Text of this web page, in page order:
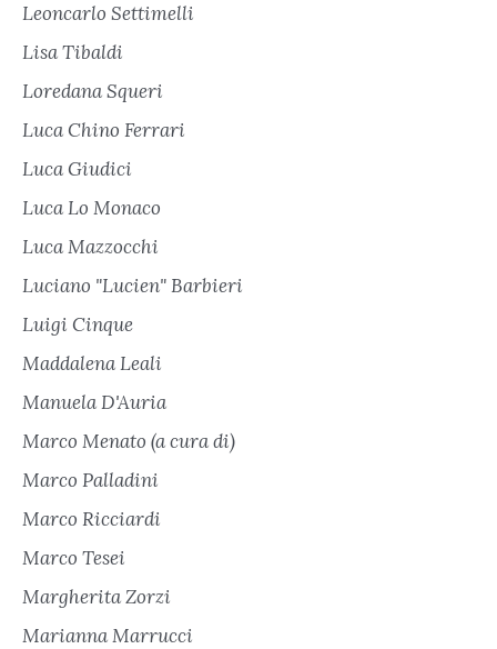
Leoncarlo Settimelli
Lisa Tibaldi
Loredana Squeri
Luca Chino Ferrari
Luca Giudici
Luca Lo Monaco
Luca Mazzocchi
Luciano "Lucien" Barbieri
Luigi Cinque
Maddalena Leali
Manuela D'Auria
Marco Menato (a cura di)
Marco Palladini
Marco Ricciardi
Marco Tesei
Margherita Zorzi
Marianna Marrucci